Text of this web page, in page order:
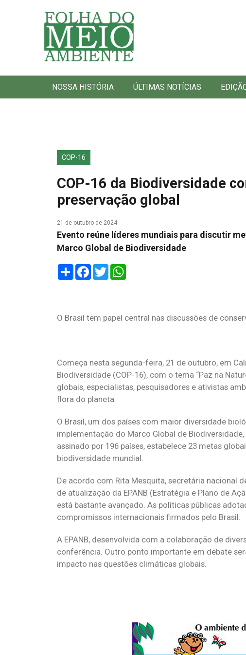
Folha do Meio Ambiente
NOSSA HISTÓRIA ÚLTIMAS NOTÍCIAS
COP-16
COP-16 da Biodiversidade
preservação global
21 de outubro de 2024
Evento reúne líderes mundiais para discutir
Marco Global de Biodiversidade
ShareFacebook
Twitter
O Brasil tem papel central nas discussões de
Começa nesta segunda-feira, 21 de outubro, em
Biodiversidade (COP-16), com o tema “Paz na
globais, especialistas, pesquisadores e ativistas
flora do planeta.
O Brasil, um dos países com maior diversidade
implementação do Marco Global de
assinado por 196 países, estabelece 23 metas
biodiversidade mundial.
De acordo com Rita Mesquita, secretária nacional
de atualização da EPANB (Estratégia e Plano de
está bastante avançado. As políticas públicas
compromissos internacionais firmados pelo Brasil.
A EPANB, desenvolvida com a colaboração de
conferência. Outro ponto importante em debate
impacto nas questões climáticas globais.